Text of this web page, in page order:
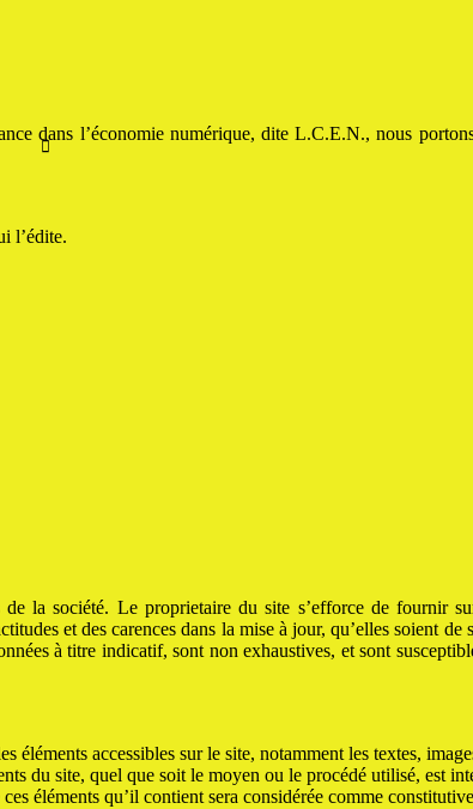
dans l’économie numérique, dite L.C.E.N., nous
l’édite.
la société. Le proprietaire du site s’efforce de fournir
et des carences dans la mise à jour, qu’elles soient
à titre indicatif, sont non exhaustives, et sont
accessibles sur le site, notamment les textes,
du site, quel que soit le moyen ou le procédé utilisé, est
éléments qu’il contient sera considérée comme